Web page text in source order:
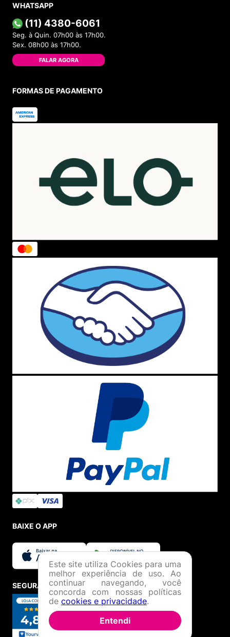
WHATSAPP
(11) 4380-6061
Seg. à Quin. 07h00 às 17h00.
Sex. 08h00 às 17h00.
FALAR AGORA
FORMAS DE PAGAMENTO
BAIXE O APP
SEGURANÇA E CREDIBILIDADE
Este site utiliza Cookies para uma
melhor experiência de uso. Ao
continuar navegando, você
concorda com nossas políticas
de cookies e privacidade.
Entendi